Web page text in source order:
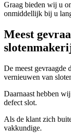
Graag bieden wij u
onmiddellijk bij u
Meest
De meest gevraagde
vernieuwen van
Daarnaast hebben
defect slot.
Als de klant zich
vakkundige.